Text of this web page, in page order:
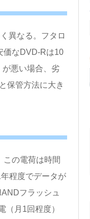
異なる。フタロ
価なDVD-Rは10
悪い場合、劣
保管方法に大き
の電荷は時間
程度でデータが
フラッシュ
月1回程度）